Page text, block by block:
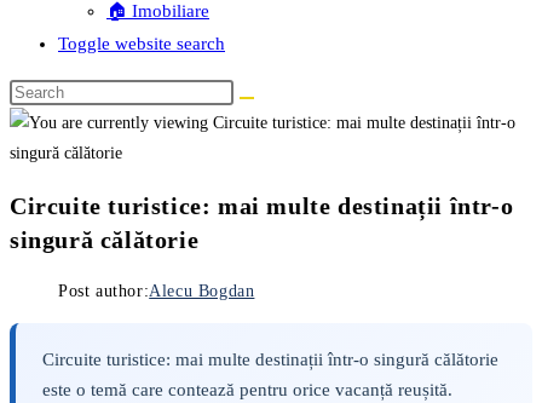
🏠 Imobiliare
Toggle website search
Circuite turistice: mai multe destinații într-o
singură călătorie
Post author:Alecu Bogdan
Circuite turistice: mai multe destinații într-o singură călătorie
este o temă care contează pentru orice vacanță reușită.